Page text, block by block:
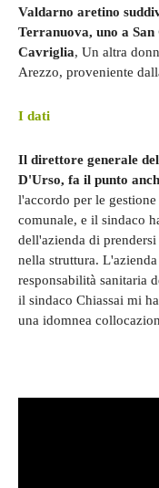
Valdarno aretino
Terranuova, uno a
Cavriglia, Un altra
Arezzo, proveniente
I dati
Il direttore generale
D'Urso, fa il punto
l'accordo per le
comunale, e il sindaco
dell'azienda di
nella struttura.
responsabilità sanitaria
il sindaco Chiassai mi
una idomnea